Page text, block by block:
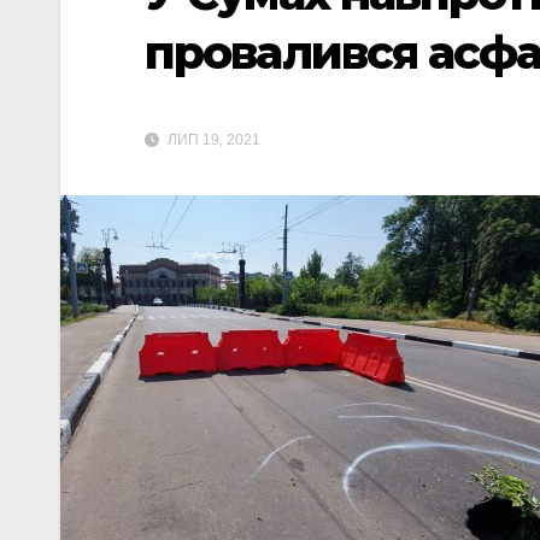
провалився
ЛИП 19, 2021